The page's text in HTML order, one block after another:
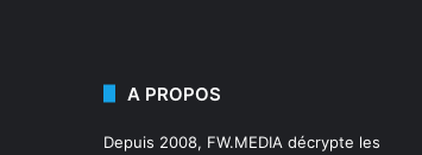
A PROPOS
Depuis 2008, FW.MEDIA décrypte les